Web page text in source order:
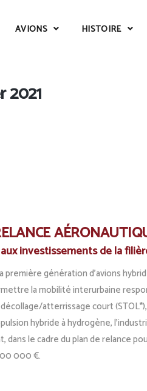
AVIONS HISTOIRE
2021
investissements de la
génération d’avions
la mobilité interurbaine
atterrissage court
hybride à hydrogène,
dans le cadre du plan de relance
000 €.